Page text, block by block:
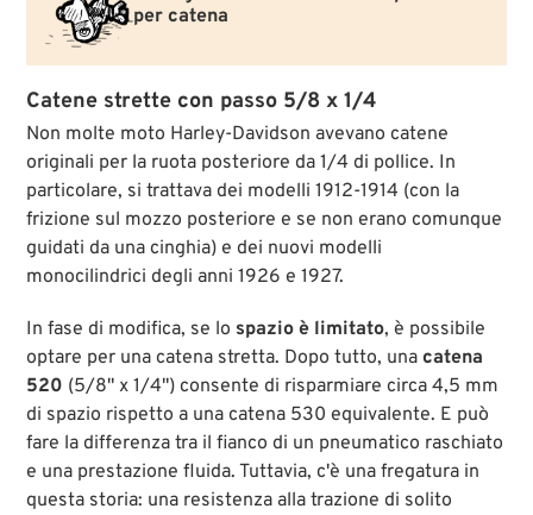
per catena
Catene strette con passo 5/8 x 1/4
Non molte moto Harley-Davidson avevano catene
originali per la ruota posteriore da 1/4 di pollice. In
particolare, si trattava dei modelli 1912-1914 (con la
frizione sul mozzo posteriore e se non erano comunque
guidati da una cinghia) e dei nuovi modelli
monocilindrici degli anni 1926 e 1927.
In fase di modifica, se lo spazio è limitato, è possibile
optare per una catena stretta. Dopo tutto, unacatena
520 (5/8" x 1/4") consente di risparmiare circa 4,5 mm
di spazio rispetto a una catena 530 equivalente. E può
fare la differenza tra il fianco di un pneumatico raschiato
e una prestazione fluida. Tuttavia, c'è una fregatura in
questa storia: una resistenza alla trazione di solito